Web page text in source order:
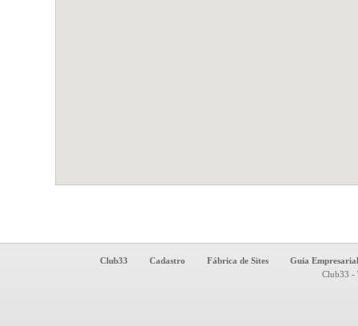
Club33 Cadastro Fábrica de Sites
Guia
Club33 -